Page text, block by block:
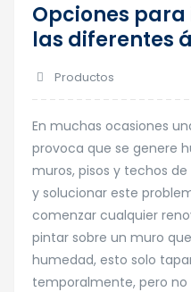
Opciones
las diferentes
Productos
En muchas ocasiones
provoca que se genere
muros, pisos y techos
y solucionar este
comenzar cualquier
pintar sobre un muro
humedad, esto solo
temporalmente, pero